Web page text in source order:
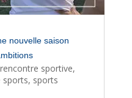
nouvelle saison
rencontre sportive,
sports, sports